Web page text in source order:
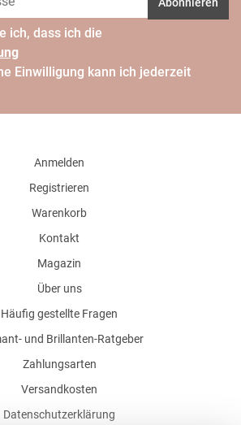
ich, dass ich die
Einwilligung kann ich jederzeit
Anmelden
Registrieren
Warenkorb
Kontakt
Magazin
Über uns
Häufig gestellte Fragen
und Brillanten-Ratgeber
Zahlungsarten
Versandkosten
Datenschutzerklärung